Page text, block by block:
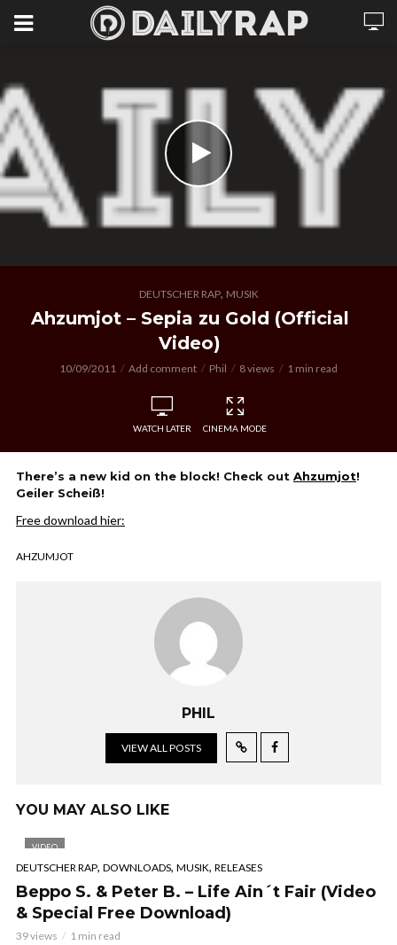
DEUTSCHER RAP, MUSIK
Ahzumjot – Sepia zu Gold (Official
Video)
10/09/2011 Add comment Phil 8 views 1 min read
WATCH LATER CINEMA MODE
There’s a new kid on the block! Check out Ahzumjot!
Geiler Scheiß!
Free download hier:
AHZUMJOT
PHIL
VIEW ALL POSTS
YOU MAY ALSO LIKE
VIDEO
DEUTSCHER RAP, DOWNLOADS, MUSIK, RELEASES
Beppo S. & Peter B. – Life Ain´t Fair (Video
& Special Free Download)
39 views 1 min read